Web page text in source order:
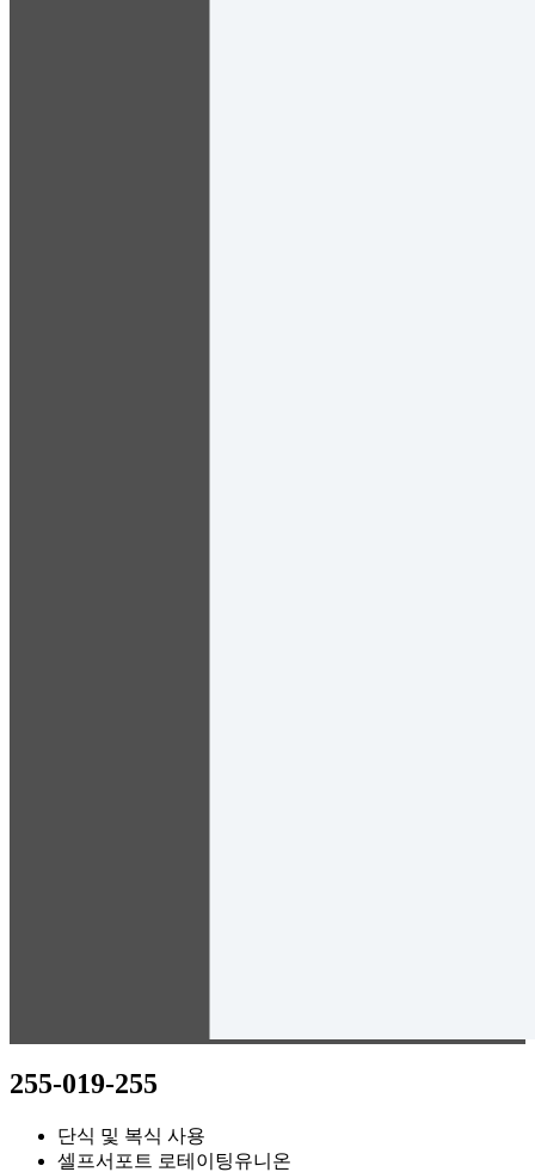
255-019-255
단식 및 복식 사용
셀프서포트 로테이팅유니온